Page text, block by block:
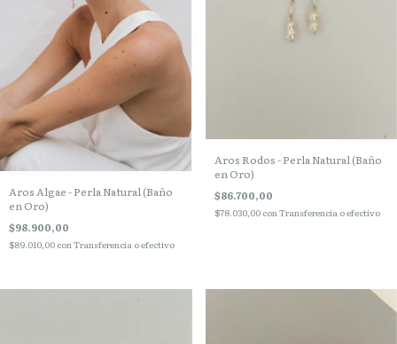
Aros Algae - Perla Natural (Baño
en Oro)
$98.900,00
$89.010,00 con Transferencia o efectivo
Aros Rodos - Perla Natural (Baño
en Oro)
$86.700,00
$78.030,00 conTransferencia o efectivo